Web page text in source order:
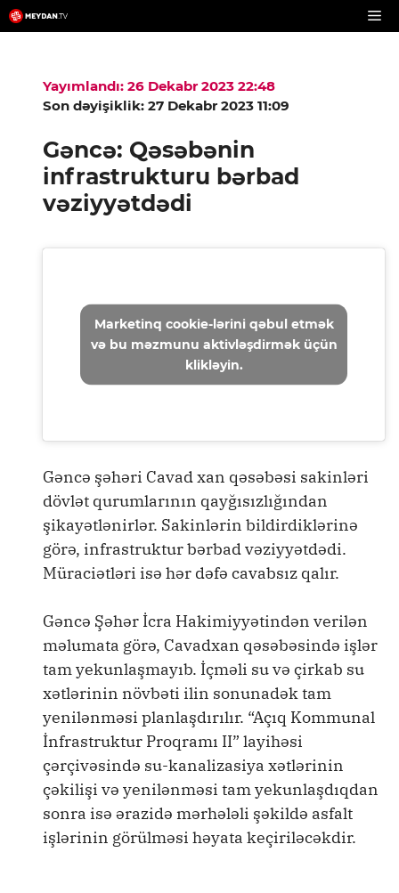
Skip
to
Yayımlandı: 26 Dekabr 2023 22:48
Son dəyişiklik: 27 Dekabr 2023 11:09
Gəncə: Qəsəbənin
infrastrukturu bərbad
vəziyyətdədi
Marketinq cookie-lərini qəbul etmək
və bu məzmunu aktivləşdirmək üçün
klikləyin.
Gəncə şəhəri Cavad xan qəsəbəsi sakinləri
dövlət qurumlarının qayğısızlığından
şikayətlənirlər. Sakinlərin bildirdiklərinə
görə, infrastruktur bərbad vəziyyətdədi.
Müraciətləri isə hər dəfə cavabsız qalır.
Gəncə Şəhər İcra Hakimiyyətindən verilən
məlumata görə, Cavadxan qəsəbəsində işlər
tam yekunlaşmayıb. İçməli su və çirkab su
xətlərinin növbəti ilin sonunadək tam
yenilənməsi planlaşdırılır. “Açıq Kommunal
İnfrastruktur Proqramı II” layihəsi
çərçivəsində su-kanalizasiya xətlərinin
çəkilişi və yenilənməsi tam yekunlaşdıqdan
sonra isə ərazidə mərhələli şəkildə asfalt
işlərinin görülməsi həyata keçiriləcəkdir.